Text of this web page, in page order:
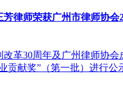
律师荣获广州市律师协会
革30周年及广州律师协
贡献奖”（第一批）进行公